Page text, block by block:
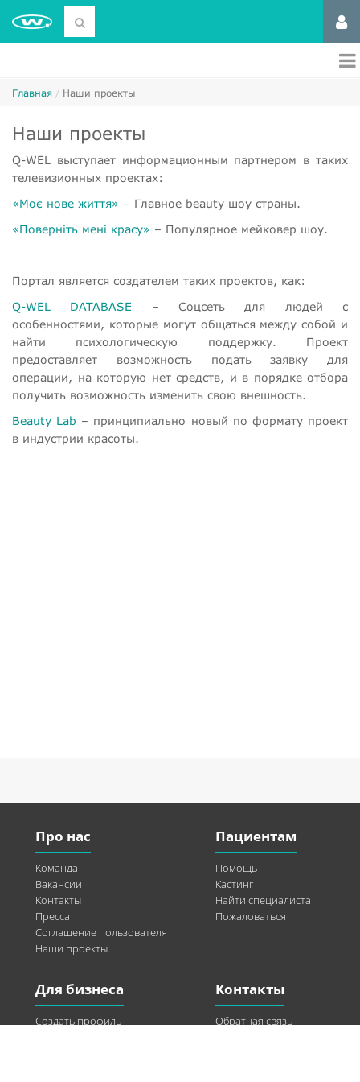
Главная Наши проекты
Наши проекты
Q-WEL выступает информационным партнером в таких
телевизионных проектах:
«Моє нове життя» – Главное beauty шоу страны.
«Поверніть мені красу» – Популярное мейковер шоу.
Портал является создателем таких проектов, как:
Q-WEL DATABASE – Соцсеть для людей с
особенностями, которые могут общаться между собой и
найти психологическую поддержку. Проект
предоставляет возможность подать заявку для
операции, на которую нет средств, и в порядке отбора
получить возможность изменить свою внешность.
Beauty Lab – принципиально новый по формату проект
в индустрии красоты.
Про нас
Команда
Вакансии
Контакты
Пресса
Соглашение пользователя
Наши проекты
Пациентам
Помощь
Кастинг
Найти специалиста
Пожаловаться
Для бизнеса
Создать профиль
Контакты
Обратная связь